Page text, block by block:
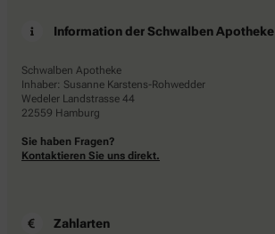
Information der Schwalben Apotheke
Schwalben Apotheke
Inhaber: Susanne Karstens-Rohwedder
Wedeler Landstrasse 44
22559 Hamburg
Sie haben Fragen?
Kontaktieren Sie uns direkt.
Zahlarten